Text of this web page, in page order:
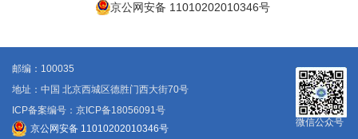
京公网安备 11010202010346号
邮编：100035
地址：中国 北京西城区德胜门西大街70号
ICP备案编号：京ICP备18056091号
京公网安备 11010202010346号
微信公众号